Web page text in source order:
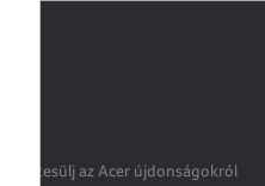
értesülj az Acer újdonságokról